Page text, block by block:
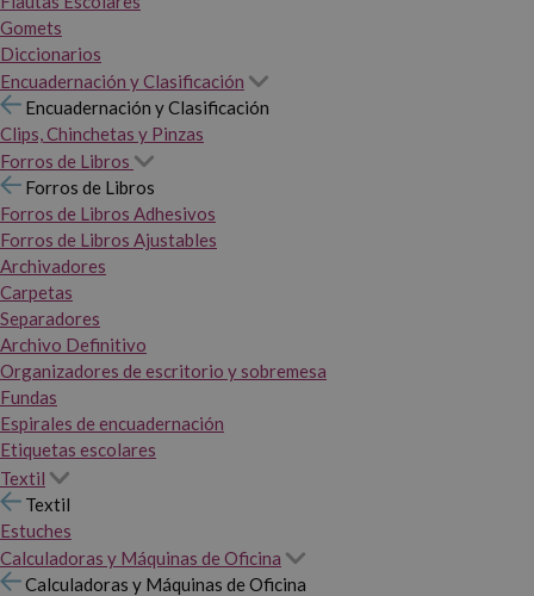
Gomets
Diccionarios
Encuadernación y Clasificación
Encuadernación y Clasificación
Clips, Chinchetas y Pinzas
Forros de Libros
Forros de Libros
Forros de Libros Adhesivos
Forros de Libros Ajustables
Archivadores
Carpetas
Separadores
Archivo Definitivo
Organizadores de escritorio y sobremesa
Fundas
Espirales de encuadernación
Etiquetas escolares
Textil
Textil
Estuches
Calculadoras y Máquinas de Oficina
Calculadoras y Máquinas de Oficina